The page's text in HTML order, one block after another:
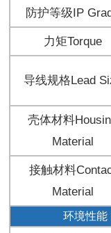
防护等级IP
力矩Torque
导线规格Lead
壳体材料
Material
接触材料
Material
环境性能